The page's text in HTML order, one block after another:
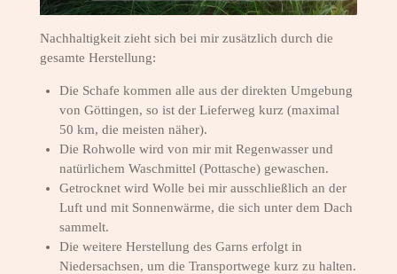
Nachhaltigkeit zieht sich bei mir zusätzlich durch die
gesamte Herstellung:
Die Schafe kommen alle aus der direkten Umgebung
von Göttingen, so ist der Lieferweg kurz (maximal
50 km, die meisten näher).
Die Rohwolle wird von mir mit Regenwasser und
natürlichem Waschmittel (Pottasche) gewaschen.
Getrocknet wird Wolle bei mir ausschließlich an der
Luft und mit Sonnenwärme, die sich unter dem Dach
sammelt.
Die weitere Herstellung des Garns erfolgt in
Niedersachsen, um die Transportwege kurz zu halten.